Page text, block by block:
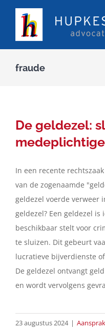
inhoud
Onze expertise
In de media
Contact
Nederlands
fraude
De geldezel:
In een recente
van de zogenaamde
geldezel voerde verweer
geldezel? Een geldezel
beschikbaar stelt voor
te sluizen. Dit gebeurt
lucratieve bijverdienste
De geldezel ontvangt
en wordt vervolgens
23 augustus 2024 |